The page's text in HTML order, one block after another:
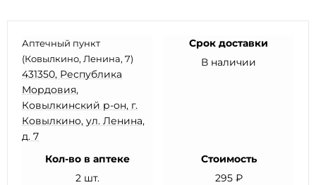
Аптечный пункт
(Ковылкино, Ленина, 7)
431350, Республика
Мордовия,
Ковылкинский р-он, г.
Ковылкино, ул. Ленина,
д. 7
Срок доставки
В наличии
Кол-во в аптеке
2 шт.
Стоимость
295 ₽